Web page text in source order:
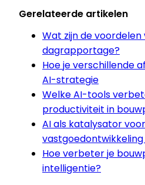
Gerelateerde artikelen
Wat zijn de
dagrapportage?
Hoe je verschillende
AI-strategie
Welke AI-tools
productiviteit in
AI als katalysator
Hoe verbeter je
intelligentie?